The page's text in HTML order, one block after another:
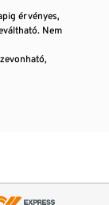
érvényes,
Nem